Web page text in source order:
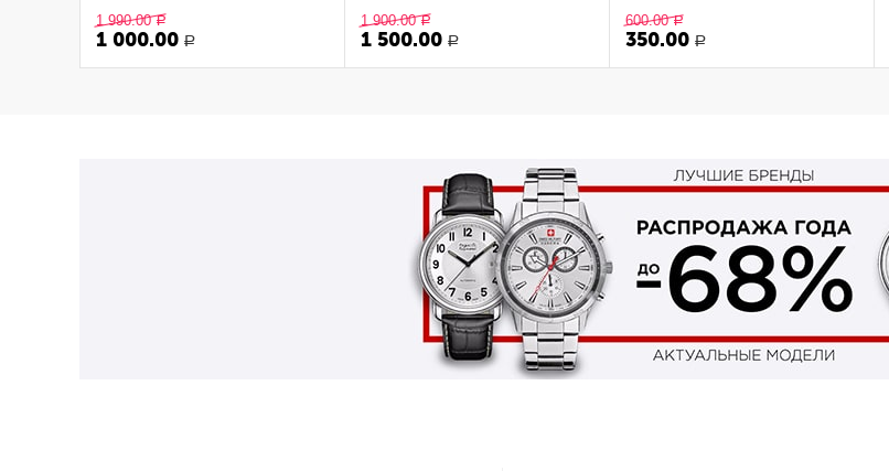
1 990.00 Р
1 000.00 Р
1 900.00 Р
1 500.00 Р
600.00 Р
350.00 Р